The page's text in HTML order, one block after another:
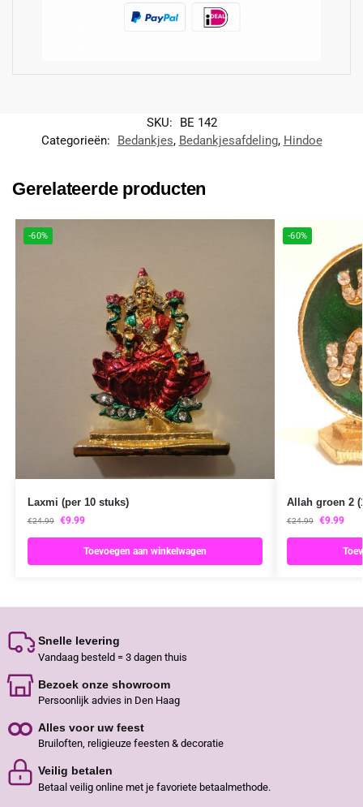
SKU:
BE 142
Categorieën:
Bedankjes, Bedankjesafdeling, Hindoe
Gerelateerde producten
-60%
Laxmi (per 10 stuks)
€24.99 €9.99
Toevoegen aan winkelwagen
-60%
Allah groen 2
€24.99 €9.99
Snelle levering
Vandaag besteld = 3 dagen thuis
Bezoek onze showroom
Persoonlijk advies in Den Haag
Alles voor uw feest
Bruiloften, religieuze feesten & decoratie
Veilig betalen
Betaal veilig online met je favoriete betaalmethode.